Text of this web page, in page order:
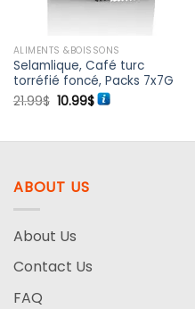
ALIMENTS &BOISSONS
Selamlique, Café turc
torréfié foncé, Packs 7x7G
21.99$ Le
prix
21.99$.
10.99$Le
prix
10.99$.
ABOUT US
About Us
Contact Us
FAQ